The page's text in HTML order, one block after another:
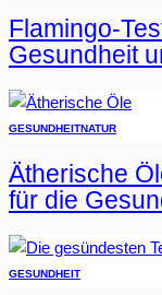
Flamingo-
Gesundheit
GESUNDHEITNATUR
Ätherische
für die
GESUNDHEIT